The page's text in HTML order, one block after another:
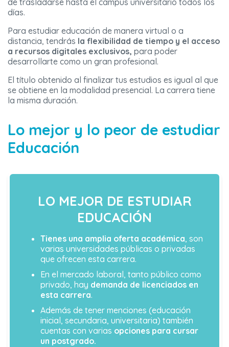
de trasladarse hasta el campus universitario todos los
días.
Para estudiar educación de manera virtual o a
distancia, tendrás la flexibilidad de tiempo y el acceso
a recursos digitales exclusivos, para poder
desarrollarte como un gran profesional.
El título obtenido al finalizar tus estudios es igual al que
se obtiene en la modalidad presencial. La carrera tiene
la misma duración.
Lo mejor y lo peor de estudiar
Educación
LO MEJOR DE ESTUDIAR
EDUCACIÓN
Tienes una amplia oferta académica, son
varias universidades públicas o privadas
que ofrecen esta carrera.
En el mercado laboral, tanto público como
privado, hay demanda de licenciados en
esta carrera.
Además de tener menciones (educación
inicial, secundaria, universitaria) también
cuentas con varias opciones para cursar
un postgrado.